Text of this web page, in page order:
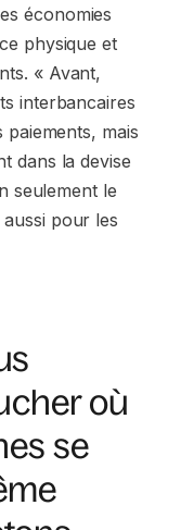
économies
physique et
« Avant,
interbancaires
mais
dans la devise
seulement le
pour les
où
se